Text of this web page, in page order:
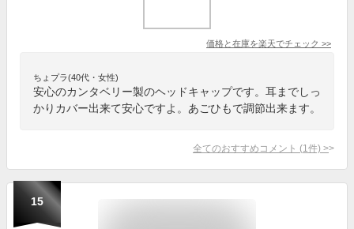
価格と在庫を楽天でチェック >>
ちょプラ(40代・女性)
安心のカンタベリー製のヘッドキャップです。耳までしっ
かりカバー出来て安心ですよ。あごひもで調節出来ます。
全てのおすすめコメント (1 件) >
15